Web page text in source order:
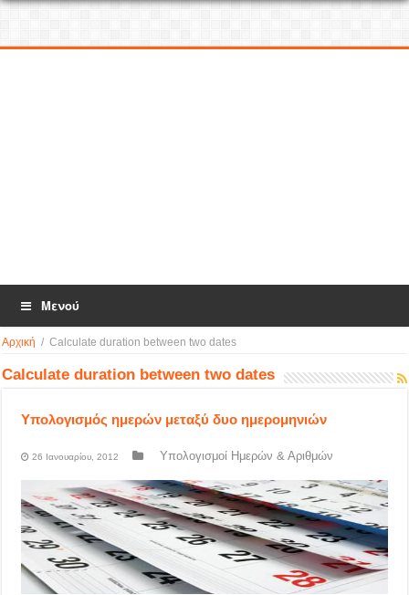
Μενού
Αρχική / Calculate duration between two dates
Calculate duration between two dates
Υπολογισμός ημερών μεταξύ δυο ημερομηνιών
26 Ιανουαρίου, 2012 Υπολογισμοί Ημερών & Αριθμών